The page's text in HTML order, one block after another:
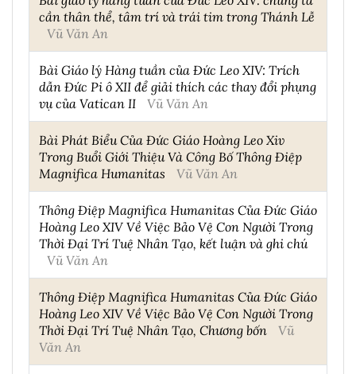
cần thân thể, tâm trí và trái tim trong Thánh Lễ
Vũ Văn An
Bài Giáo lý Hàng tuần của Đức Leo XIV: Trích
dẫn Đức Pi ô XII để giải thích các thay đổi phụng
vụ của Vatican II
Vũ Văn An
Bài Phát Biểu Của Đức Giáo Hoàng Leo Xiv
Trong Buổi Giới Thiệu Và Công Bố Thông Điệp
Magnifica Humanitas
Vũ Văn An
Thông Điệp Magnifica Humanitas Của Đức Giáo
Hoàng Leo XIV Về Việc Bảo Vệ Con Người Trong
Thời Đại Trí Tuệ Nhân Tạo, kết luận và ghi chú
Vũ Văn An
Thông Điệp Magnifica Humanitas Của Đức Giáo
Hoàng Leo XIV Về Việc Bảo Vệ Con Người Trong
Thời Đại Trí Tuệ Nhân Tạo, Chương bốn
Vũ
Văn An